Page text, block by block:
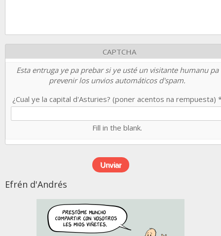
CAPTCHA
Esta entruga ye pa prebar si ye usté un visitante humanu pa
prevenir los unvios automáticos d'spam.
¿Cual ye la capital d'Asturies? (poner acentos na rempuesta)
Fill in the blank.
Efrén d'Andrés